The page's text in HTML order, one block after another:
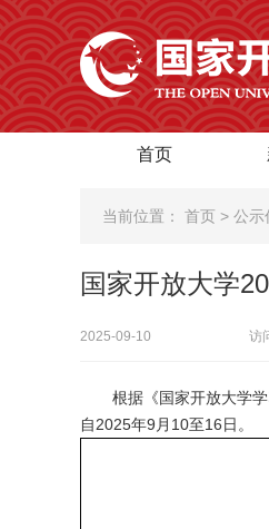
首页
当前位置： 首页 > 公示
国家开放大学
2025-09-10 访
根据《国家开放大学
自2025年9月10至16日。
2025年国家开